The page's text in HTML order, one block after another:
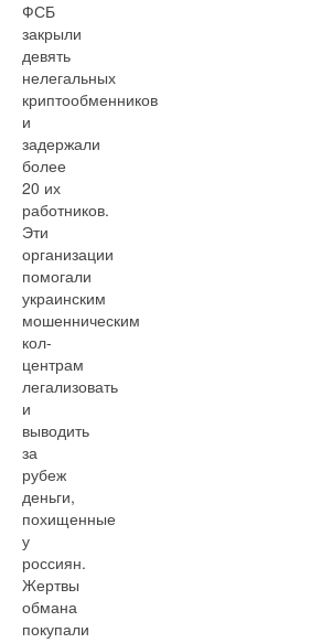
ФСБ
закрыли
девять
нелегальных
криптообменников
и
задержали
более
20 их
работников.
Эти
организации
помогали
украинским
мошенническим
кол-
центрам
легализовать
и
выводить
за
рубеж
деньги,
похищенные
у
россиян.
Жертвы
обмана
покупали